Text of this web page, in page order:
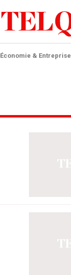
Économie & Entreprise